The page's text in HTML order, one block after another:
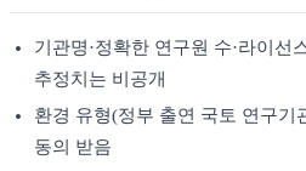
기관명·정확한 연구원 수·라이선
추정치는 비공개
환경 유형(정부 출연 국토 연구기
동의 받음